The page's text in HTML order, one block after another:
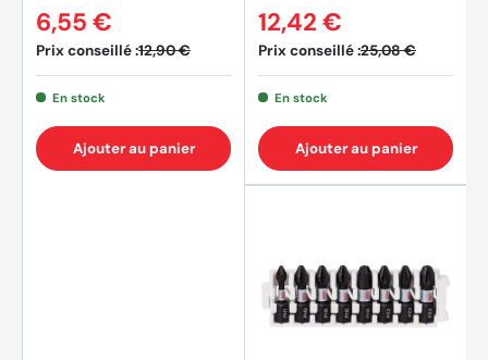
Prix conseillé :12,90 €
6,55 €
En stock
Ajouter au panier
Prix conseillé :25,08 €
12,42 €
En stock
Ajouter au panier